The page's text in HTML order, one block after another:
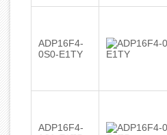
ADP16F4-
0S0-E1TY
ADP16F4-